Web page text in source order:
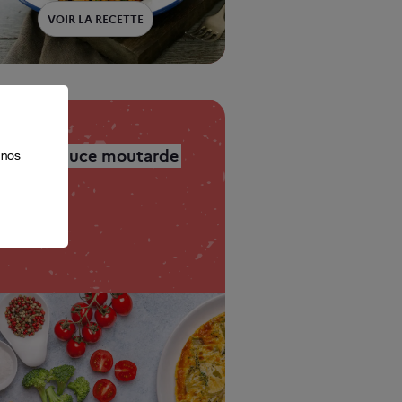
VOIR LA RECETTE
sauce moutarde